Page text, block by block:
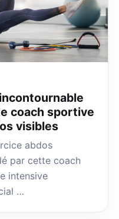
coach sportive
visibles
abdos
par cette coach
intensive
…